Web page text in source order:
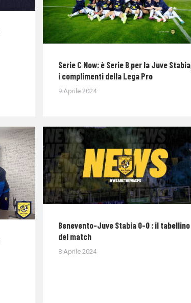
Serie C Now: è Serie B per la Juve Stabia,
i complimenti della Lega Pro
9 Aprile 2024
Benevento-Juve Stabia 0-0 : il tabellino
del match
8 Aprile 2024